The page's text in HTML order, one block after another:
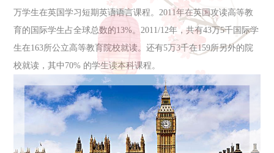
万学生在英国学习短期英语语言课程。2011年在英国攻读高等教
育的国际学生占全球总数的13%。2011/12年，共有43万5千国际学
生在163所公立高等教育院校就读。还有5万3千在159所另外的院
校就读，其中70% 的学生读本科课程。